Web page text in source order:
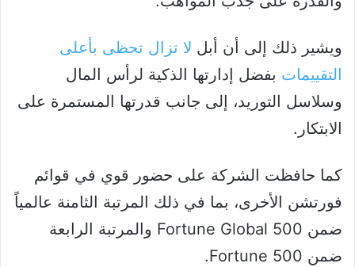
ويشير ذلك إلى أن أبل لا تزال تحظى بأعلى
التقييمات بفضل إدارتها الذكية لرأس المال
وسلاسل التوريد، إلى جانب قدرتها المستمرة على
الابتكار.
كما حافظت الشركة على حضور قوي في قوائم
فورتشن الأخرى، بما في ذلك المرتبة الثامنة عالمياً
ضمن Fortune Global 500 والمرتبة الرابعة
ضمن Fortune 500.